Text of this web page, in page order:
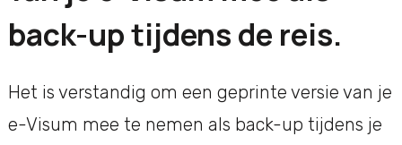
back-up tijdens de reis.
Het is verstandig om een geprinte versie van je
e-Visum mee te nemen als back-up tijdens je